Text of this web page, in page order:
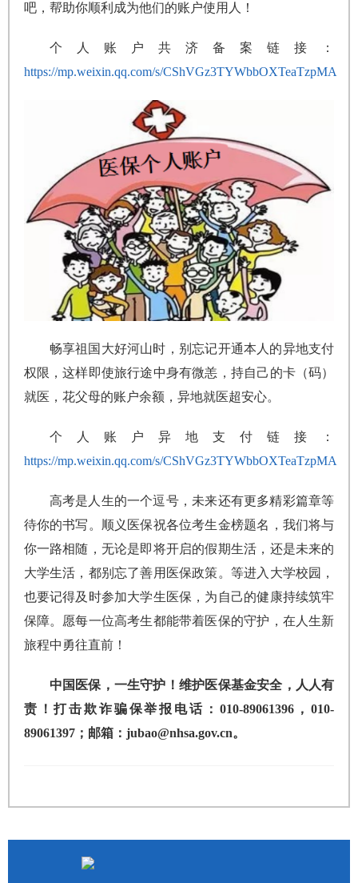
吧，帮助你顺利成为他们的账户使用人！
个人账户共济备案链接：
https://mp.weixin.qq.com/s/CShVGz3TYWbbOXTeaTzpMA
畅享祖国大好河山时，别忘记开通本人的异地支付
权限，这样即使旅行途中身有微恙，持自己的卡（码）
就医，花父母的账户余额，异地就医超安心。
个人账户异地支付链接：
https://mp.weixin.qq.com/s/CShVGz3TYWbbOXTeaTzpMA
高考是人生的一个逗号，未来还有更多精彩篇章等
待你的书写。顺义医保祝各位考生金榜题名，我们将与
你一路相随，无论是即将开启的假期生活，还是未来的
大学生活，都别忘了善用医保政策。等进入大学校园，
也要记得及时参加大学生医保，为自己的健康持续筑牢
保障。愿每一位高考生都能带着医保的守护，在人生新
旅程中勇往直前！
中国医保，一生守护！维护医保基金安全，人人有
责！打击欺诈骗保举报电话：010-89061396，010-
89061397；邮箱：jubao@nhsa.gov.cn。